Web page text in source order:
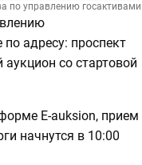
по управлению госактивами
адресу: проспект
со стартовой
E-auksion, прием
начнутся в 10:00